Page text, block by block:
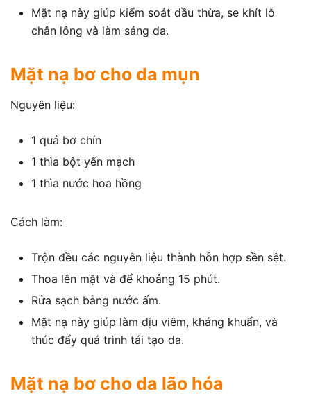
Mặt nạ này giúp kiểm soát dầu thừa, se khít lỗ
chân lông và làm sáng da.
Mặt nạ bơ cho da mụn
Nguyên liệu:
1 quả bơ chín
1 thìa bột yến mạch
1 thìa nước hoa hồng
Cách làm:
Trộn đều các nguyên liệu thành hỗn hợp sền sệt.
Thoa lên mặt và để khoảng 15 phút.
Rửa sạch bằng nước ấm.
Mặt nạ này giúp làm dịu viêm, kháng khuẩn, và
thúc đẩy quá trình tái tạo da.
Mặt nạ bơ cho da lão hóa